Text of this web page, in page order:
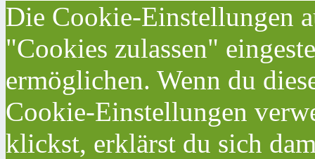
Die Cookie-Einstellungen
"Cookies zulassen"
ermöglichen. Wenn du
Cookie-Einstellungen
klickst, erklärst du sich